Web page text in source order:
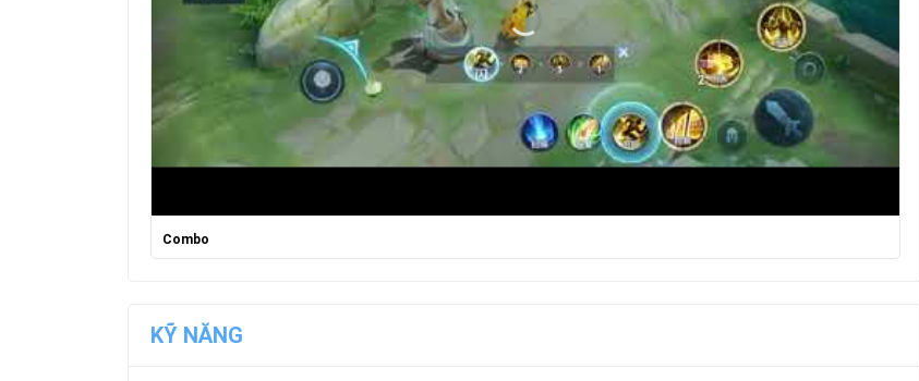
Combo
KỸ NĂNG